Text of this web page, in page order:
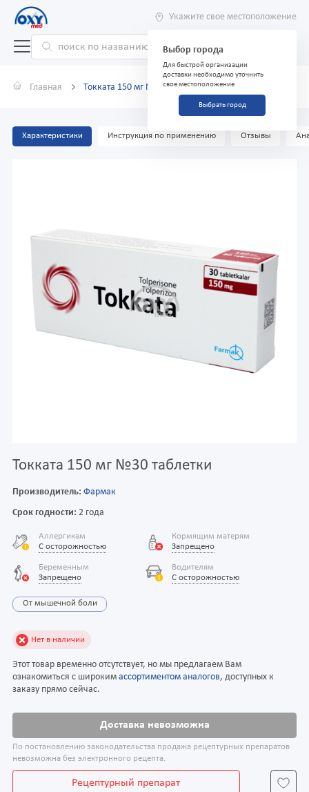
Укажите свое местоположение
Выбор города
Для быстрой организации
доставки необходимо уточнить
свое местоположение
Выбрать город
Главная Токката 150 мг №30 таблетки
Характеристики Инструкция по применению Отзывы
Токката 150 мг №30 таблетки
Производитель: Фармак
Срок годности: 2 года
Аллергикам
С осторожностью
Кормящим матерям
Запрещено
Беременным
Запрещено
Водителям
С осторожностью
От мышечной боли
Нет в наличии
Этот товар временно отсутствует, но мы предлагаем Вам
ознакомиться с широким ассортиментом аналогов, доступных к
заказу прямо сейчас.
Доставка невозможна
По постановлению законодательства продажа рецептурных препаратов
невозможна без электронного рецепта.
Рецептурный препарат